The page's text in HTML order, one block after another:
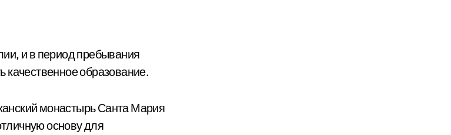
и в период пребывания
качественное образование.
монастырь Санта Мария
основу для